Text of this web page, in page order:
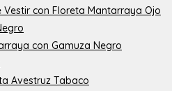
Vestir con Floreta Mantarraya Ojo
con Gamuza Negro
Avestruz Tabaco